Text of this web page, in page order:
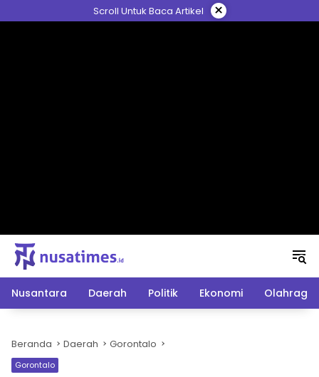
ke
Scroll Untuk Baca Artikel ×
Nusantara Daerah Politik Ekonomi Olahraga
Beranda Daerah Gorontalo
Gorontalo